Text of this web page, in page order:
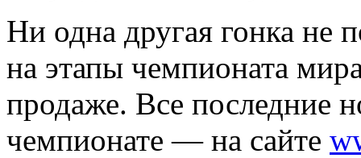
Ни одна другая гонка не
на этапы чемпионата
продаже. Все последние
чемпионате — на сайте